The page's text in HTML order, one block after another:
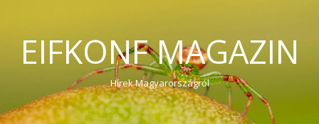
EIFKONF MAGAZIN
Hírek Magyarországról